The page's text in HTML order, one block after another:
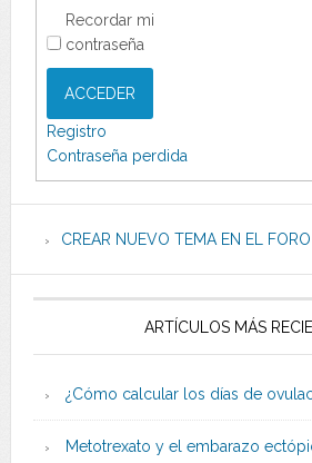
Recordar mi
contraseña
ACCEDER
Registro
Contraseña perdida
CREAR NUEVO TEMA EN EL FORO
ARTÍCULOS MÁS
¿Cómo calcular los días de
Metotrexato y el embarazo